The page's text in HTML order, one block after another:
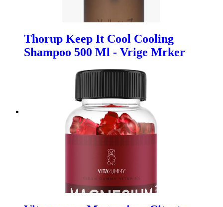
Thorup Keep It Cool Cooling
Shampoo 500 Ml - Vrige Mrker